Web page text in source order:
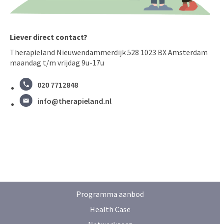
Liever direct contact?
Therapieland Nieuwendammerdijk 528 1023 BX Amsterdam
maandag t/m vrijdag 9u-17u
020 7712848
info@therapieland.nl
Programma aanbod
Health Case